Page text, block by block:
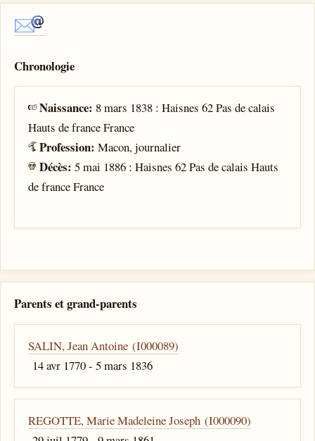
Chronologie
Naissance: 8 mars 1838 : Haisnes 62 Pas de calais
Hauts de france France
Profession:Macon, journalier
Décès:5 mai 1886 : Haisnes 62 Pas de calais Hauts
de france France
Parents et grand-parents
SALIN, Jean Antoine (I000089)
14 avr 1770 - 5 mars 1836
REGOTTE, Marie Madeleine Joseph (I000090)